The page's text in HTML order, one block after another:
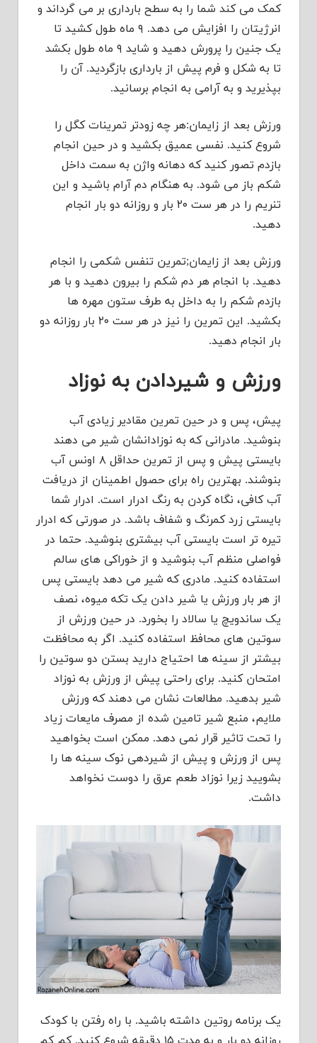
کمک می کند شما را به سطح بارداری بر می گرداند و
انرژیتان را افزایش می دهد. ۹ ماه طول کشید تا
یک جنین را پرورش دهید و شاید ۹ ماه طول بکشد
تا به شکل و فرم پیش از بارداری بازگردید. آن را
بپذیرید و به آرامی به انجام برسانید.
ورزش بعد از زایمان:هر چه زودتر تمرینات کگل را
شروع کنید. نفسی عمیق بکشید و در حین انجام
بازدم تصور کنید که دهانه واژن به سمت داخل
شکم باز می شود. به هنگام دم آرام باشید و این
تنریم را در هر ست ۲۰ بار و روزانه دو بار انجام
دهید.
ورزش بعد از زایمان;تمرین تنفس شکمی را انجام
دهید. با انجام هر دم شکم را بیرون دهید و با هر
بازدم شکم را به داخل به طرف ستون مهره ها
بکشید. این تمرین را نیز در هر ست ۲۰ بار روزانه دو
بار انجام دهید.
ورزش و شیردادن به نوزاد
پیش، پس و در حین تمرین مقادیر زیادی آب
بنوشید. مادرانی که به نوزادانشان شیر می دهند
بایستی پیش و پس از تمرین حداقل ۸ اونس آب
بنوشند. بهترین راه برای حصول اطمینان از دریافت
آب کافی، نگاه کردن به رنگ ادرار است. ادرار شما
بایستی زرد کمرنگ و شفاف باشد. در صورتی که ادرار
تیره تر است بایستی آب بیشتری بنوشید. حتما در
فواصلی منظم آب بنوشید و از خوراکی های سالم
استفاده کنید. مادری که شیر می دهد بایستی پس
از هر بار ورزش یا شیر دادن یک تکه میوه، نصف
یک ساندویچ یا سالاد را بخورد. در حین ورزش از
سوتین های محافظ استفاده کنید. اگر به محافظت
بیشتر از سینه ها احتیاج دارید بستن دو سوتین را
امتحان کنید. برای راحتی پیش از ورزش به نوزاد
شیر بدهید. مطالعات نشان می دهند که ورزش
ملایم، منبع شیر تامین شده از مصرف مایعات زیاد
را تحت تاثیر قرار نمی دهد. ممکن است بخواهید
پس از ورزش و پیش از شیردهی نوک سینه ها را
بشویید زیرا نوزاد طعم عرق را دوست نخواهد
داشت.
یک برنامه روتین داشته باشید. با راه رفتن با کودک